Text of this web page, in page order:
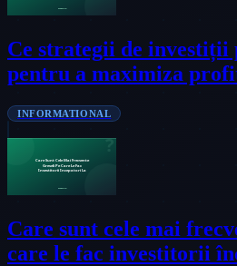
Ce strategii de investiții
pentru a maximiza
INFORMATIONAL
Care sunt cele mai
care le fac investitorii